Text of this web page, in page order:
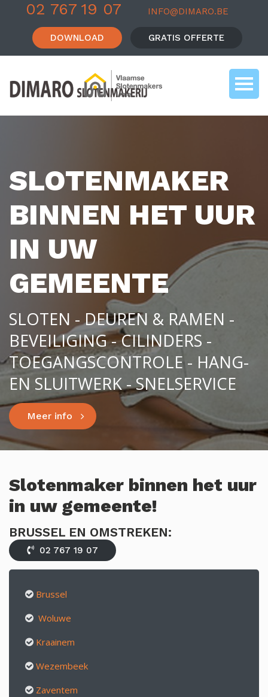
02 767 19 07 INFO@DIMARO.BE
DOWNLOAD GRATIS OFFERTE
SLOTENMAKER
BINNEN HET UUR
IN UW
GEMEENTE
SLOTEN - DEUREN & RAMEN -
BEVEILIGING - CILINDERS -
TOEGANGSCONTROLE - HANG-
EN SLUITWERK - SNELSERVICE
Meer info
Slotenmaker binnen het uur
in uw gemeente!
BRUSSEL EN OMSTREKEN:
02 767 19 07
Brussel
Woluwe
Kraainem
Wezembeek
Zaventem